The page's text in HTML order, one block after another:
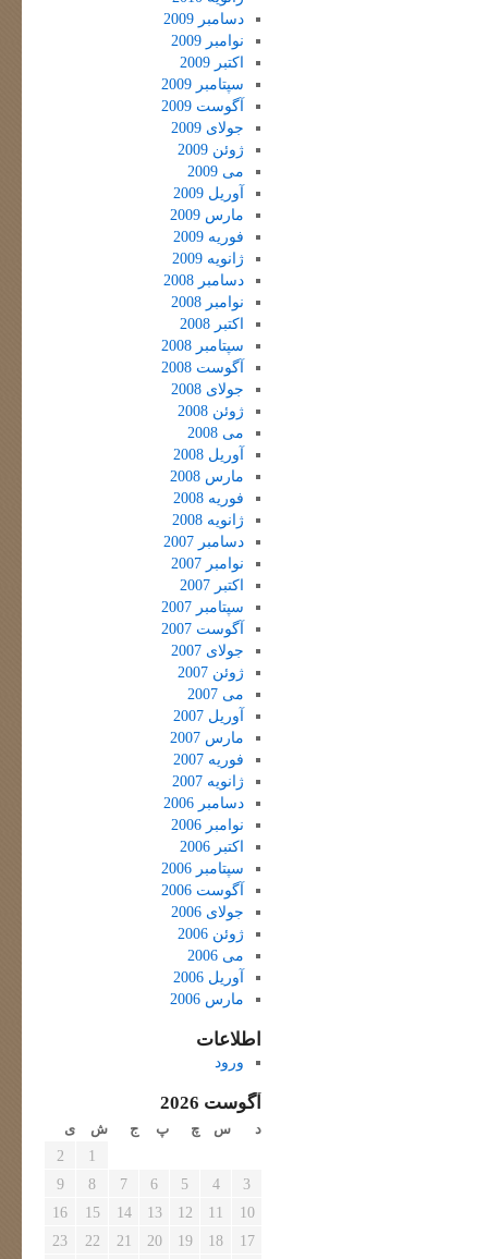
دسامبر 2009
نوامبر 2009
اکتبر 2009
سپتامبر 2009
آگوست 2009
جولای 2009
ژوئن 2009
می 2009
آوریل 2009
مارس 2009
فوریه 2009
ژانویه 2009
دسامبر 2008
نوامبر 2008
اکتبر 2008
سپتامبر 2008
آگوست 2008
جولای 2008
ژوئن 2008
می 2008
آوریل 2008
مارس 2008
فوریه 2008
ژانویه 2008
دسامبر 2007
نوامبر 2007
اکتبر 2007
سپتامبر 2007
آگوست 2007
جولای 2007
ژوئن 2007
می 2007
آوریل 2007
مارس 2007
فوریه 2007
ژانویه 2007
دسامبر 2006
نوامبر 2006
اکتبر 2006
سپتامبر 2006
آگوست 2006
جولای 2006
ژوئن 2006
می 2006
آوریل 2006
مارس 2006
اطلاعات
ورود
آگوست 2026
د س چ پ ج ش ی
1
2
3
4
5
6
7
8
9
10
11
12
13
14
15
16
17
18
19
20
21
22
23